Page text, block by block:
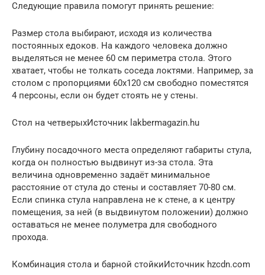
Следующие правила помогут принять решение:
Размер стола выбирают, исходя из количества
постоянных едоков. На каждого человека должно
выделяться не менее 60 см периметра стола. Этого
хватает, чтобы не толкать соседа локтями. Например, за
столом с пропорциями 60х120 см свободно поместятся
4 персоны, если он будет стоять не у стены.
Стол на четверыхИсточник lakbermagazin.hu
Глубину посадочного места определяют габариты стула,
когда он полностью выдвинут из-за стола. Эта
величина одновременно задаёт минимальное
расстояние от стула до стены и составляет 70-80 см.
Если спинка стула направлена не к стене, а к центру
помещения, за ней (в выдвинутом положении) должно
оставаться не менее полуметра для свободного
прохода.
Комбинация стола и барной стойкиИсточник hzcdn.com